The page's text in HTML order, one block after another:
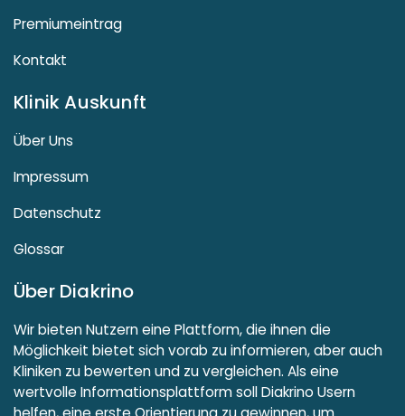
Premiumeintrag
Kontakt
Klinik Auskunft
Über Uns
Impressum
Datenschutz
Glossar
Über Diakrino
Wir bieten Nutzern eine Plattform, die ihnen die
Möglichkeit bietet sich vorab zu informieren, aber auch
Kliniken zu bewerten und zu vergleichen. Als eine
wertvolle Informationsplattform soll Diakrino Usern